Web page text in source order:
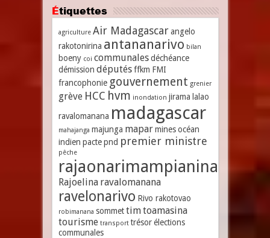
Étiquettes
agriculture Air Madagascar angelo
rakotonirina antananarivo bilan
boeny coi communales déchéance
démission députés ffkm FMI
francophonie gouvernement grenier
grève HCC hvm inondation jirama lalao
ravalomanana madagascar
mahajanga majunga mapar mines océan
indien pacte pnd premier ministre
pêche
rajaonarimampianina
Rajoelina ravalomanana
ravelonarivo Rivo rakotovao
robimanana sommet timtoamasina
tourisme transport trésor élections
communales